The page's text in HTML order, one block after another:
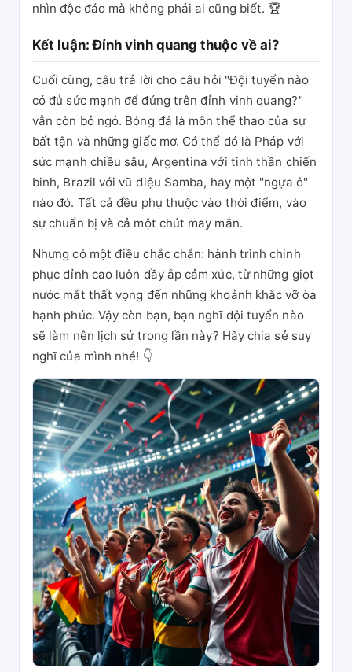
nhìn độc đáo mà không phải ai cũng biết. 🏆
Kết luận: Đỉnh vinh quang thuộc về ai?
Cuối cùng, câu trả lời cho câu hỏi "Đội tuyển nào
có đủ sức mạnh để đứng trên đỉnh vinh quang?"
vẫn còn bỏ ngỏ. Bóng đá là môn thể thao của sự
bất tận và những giấc mơ. Có thể đó là Pháp với
sức mạnh chiều sâu, Argentina với tinh thần chiến
binh, Brazil với vũ điệu Samba, hay một "ngựa ô"
nào đó. Tất cả đều phụ thuộc vào thời điểm, vào
sự chuẩn bị và cả một chút may mắn.
Nhưng có một điều chắc chắn: hành trình chinh
phục đỉnh cao luôn đầy ắp cảm xúc, từ những giọt
nước mắt thất vọng đến những khoảnh khắc vỡ òa
hạnh phúc. Vậy còn bạn, bạn nghĩ đội tuyển nào
sẽ làm nên lịch sử trong lần này? Hãy chia sẻ suy
nghĩ của mình nhé! 👇